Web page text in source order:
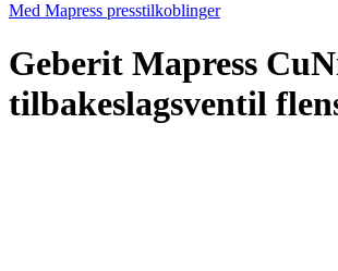
Med Mapress presstilkoblinger
Geberit Mapress
tilbakeslagsventil